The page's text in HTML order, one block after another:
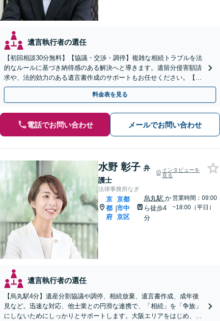
遺言執行者の選任
【初回相談30分無料】【協議・交渉・調停】複雑な相続トラブルを法
的なルールに基づき納得感のある解決へと導きます。遺留分侵害額請
求や、法的効力のある遺言書作成のサポートもお任せください。【京
阪丹波橋駅徒歩1分】【初回相談無料】
料金表を見る
電話でお問い合わせ メールでお問い合わせ
水野 彰子 弁
護士
インタビューを
見る
法律事務所なぎ
京
都
府
|
京都
市中
京区
烏丸駅 か
ら徒歩4
分
営業時間：09:00
~18:00（平日）
遺言執行者の選任
【烏丸駅4分】遺産分割協議や調停、相続放棄、遺言書作成、成年後
見など。迅速な対応、他士業との円滑な連携で、「相続」を「争族」
にしないためにしっかりとサポートします。大阪エリアをはじめ、出